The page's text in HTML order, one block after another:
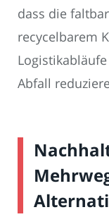
dass die
recycelbarem
Abfall